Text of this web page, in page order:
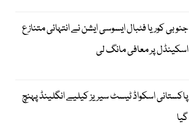
جنوبی کوریا فٹبال ایسوسی ایشن نے انتہائی متنازع
اسکینڈل پر معافی مانگ لی
پاکستانی اسکواڈ ٹیسٹ سیریز کیلیے انگلینڈ پہنچ
گیا